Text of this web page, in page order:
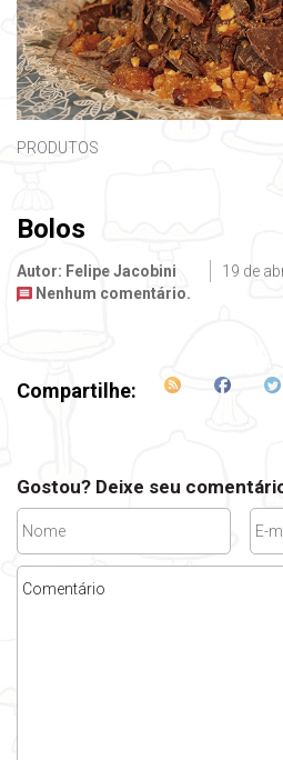
PRODUTOS
Bolos
Autor: Felipe Jacobini
19 de
Nenhum comentário.
Compartilhe:
Gostou? Deixe seu